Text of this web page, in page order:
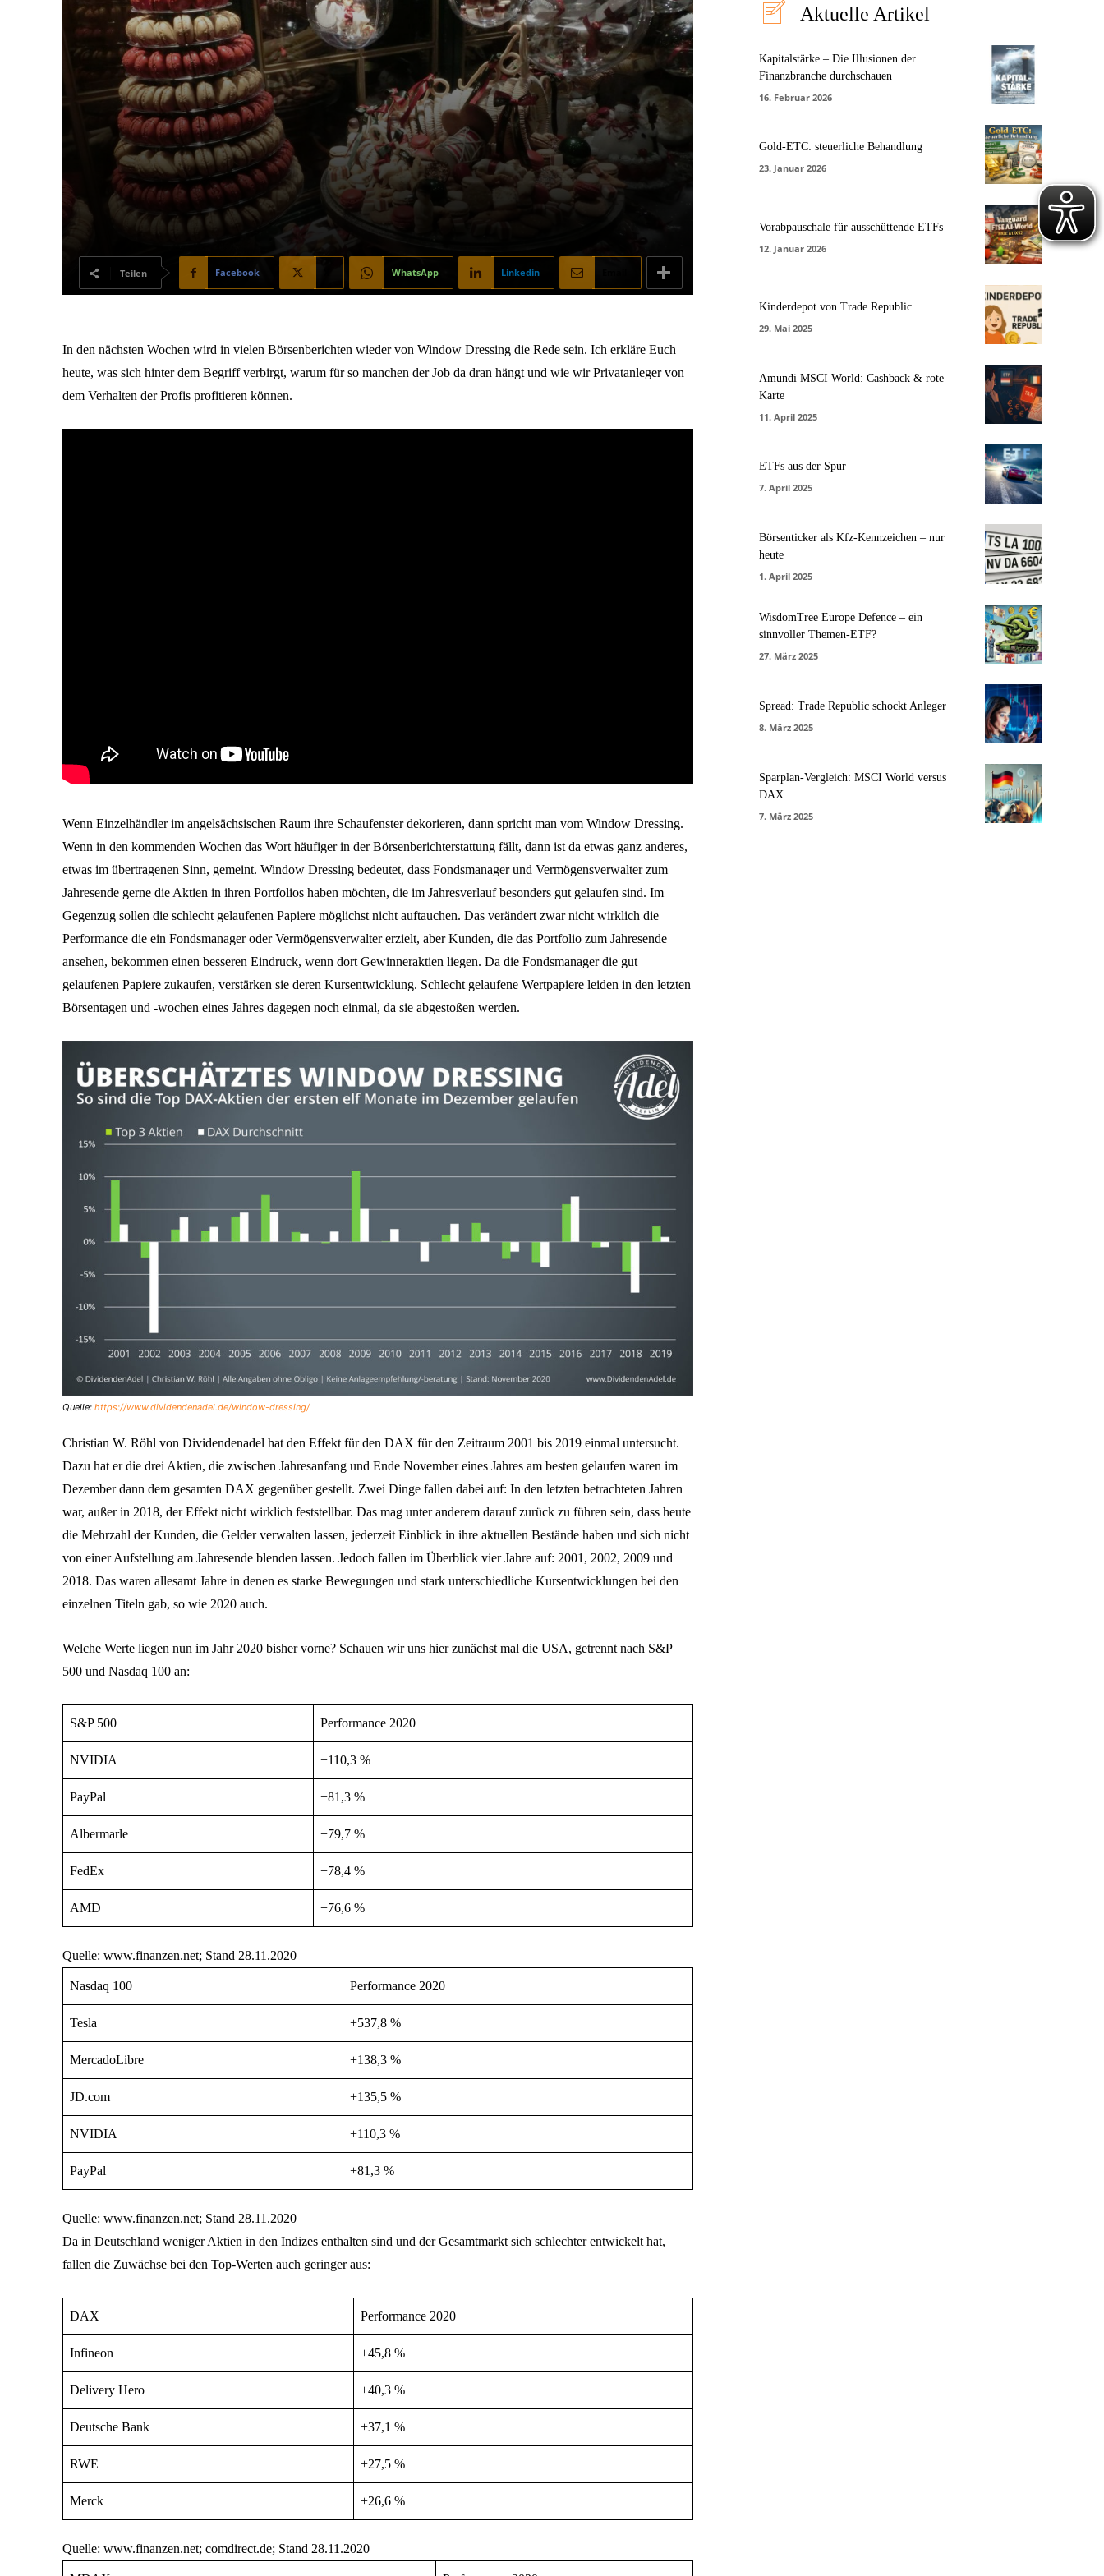
Teilen Facebook WhatsApp Linkedin
In den nächsten Wochen wird in vielen Börsenberichten wieder von Window Dressing die Rede sein. Ich erkläre Euch
heute, was sich hinter dem Begriff verbirgt, warum für so manchen der Job da dran hängt und wie wir Privatanleger von
dem Verhalten der Profis profitieren können.
Wenn Einzelhändler im angelsächsischen Raum ihre Schaufenster dekorieren, dann spricht man vom Window Dressing.
Wenn in den kommenden Wochen das Wort häufiger in der Börsenberichterstattung fällt, dann ist da etwas ganz anderes,
etwas im übertragenen Sinn, gemeint. Window Dressing bedeutet, dass Fondsmanager und Vermögensverwalter zum
Jahresende gerne die Aktien in ihren Portfolios haben möchten, die im Jahresverlauf besonders gut gelaufen sind. Im
Gegenzug sollen die schlecht gelaufenen Papiere möglichst nicht auftauchen. Das verändert zwar nicht wirklich die
Performance die ein Fondsmanager oder Vermögensverwalter erzielt, aber Kunden, die das Portfolio zum Jahresende
ansehen, bekommen einen besseren Eindruck, wenn dort Gewinneraktien liegen. Da die Fondsmanager die gut
gelaufenen Papiere zukaufen, verstärken sie deren Kursentwicklung. Schlecht gelaufene Wertpapiere leiden in den letzten
Börsentagen und -wochen eines Jahres dagegen noch einmal, da sie abgestoßen werden.
Quelle: https://www.dividendenadel.de/window-dressing/
Christian W. Röhl von Dividendenadel hat den Effekt für den DAX für den Zeitraum 2001 bis 2019 einmal untersucht.
Dazu hat er die drei Aktien, die zwischen Jahresanfang und Ende November eines Jahres am besten gelaufen waren im
Dezember dann dem gesamten DAX gegenüber gestellt. Zwei Dinge fallen dabei auf: In den letzten betrachteten Jahren
war, außer in 2018, der Effekt nicht wirklich feststellbar. Das mag unter anderem darauf zurück zu führen sein, dass heute
die Mehrzahl der Kunden, die Gelder verwalten lassen, jederzeit Einblick in ihre aktuellen Bestände haben und sich nicht
von einer Aufstellung am Jahresende blenden lassen. Jedoch fallen im Überblick vier Jahre auf: 2001, 2002, 2009 und
2018. Das waren allesamt Jahre in denen es starke Bewegungen und stark unterschiedliche Kursentwicklungen bei den
einzelnen Titeln gab, so wie 2020 auch.
Welche Werte liegen nun im Jahr 2020 bisher vorne? Schauen wir uns hier zunächst mal die USA, getrennt nach S&P
500 und Nasdaq 100 an:
S&P 500 Performance 2020
NVIDIA +110,3 %
PayPal +81,3 %
Albermarle +79,7 %
FedEx +78,4 %
AMD +76,6 %
Quelle: www.finanzen.net; Stand 28.11.2020
Nasdaq 100 Performance 2020
Tesla +537,8 %
MercadoLibre +138,3 %
JD.com +135,5 %
NVIDIA +110,3 %
PayPal +81,3 %
Quelle: www.finanzen.net; Stand 28.11.2020
Da in Deutschland weniger Aktien in den Indizes enthalten sind und der Gesamtmarkt sich schlechter entwickelt hat,
fallen die Zuwächse bei den Top-Werten auch geringer aus:
DAX Performance 2020
Infineon +45,8 %
Delivery Hero +40,3 %
Deutsche Bank +37,1 %
RWE +27,5 %
Merck +26,6 %
Quelle: www.finanzen.net; comdirect.de; Stand 28.11.2020
Aktuelle Artikel
Kapitalstärke – Die Illusionen der
Finanzbranche durchschauen
16. Februar 2026
Gold-ETC: steuerliche Behandlung
23. Januar 2026
Vorabpauschale für ausschüttende ETFs
12. Januar 2026
Kinderdepot von Trade Republic
29. Mai 2025
Amundi MSCI World: Cashback & rote
Karte
11. April 2025
ETFs aus der Spur
7. April 2025
Börsenticker als Kfz-Kennzeichen – nur
heute
1. April 2025
WisdomTree Europe Defence – ein
sinnvoller Themen-ETF?
27. März 2025
Spread: Trade Republic schockt Anleger
8. März 2025
Sparplan-Vergleich: MSCI World versus
DAX
7. März 2025